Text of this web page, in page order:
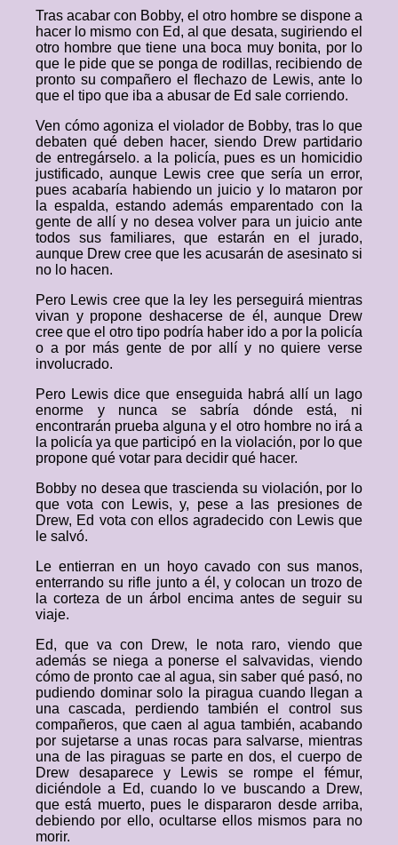
Tras acabar con Bobby, el otro hombre se dispone a
hacer lo mismo con Ed, al que desata, sugiriendo el
otro hombre que tiene una boca muy bonita, por lo
que le pide que se ponga de rodillas, recibiendo de
pronto su compañero el flechazo de Lewis, ante lo
que el tipo que iba a abusar de Ed sale corriendo.
Ven cómo agoniza el violador de Bobby, tras lo que
debaten qué deben hacer, siendo Drew partidario
de entregárselo. a la policía, pues es un homicidio
justificado, aunque Lewis cree que sería un error,
pues acabaría habiendo un juicio y lo mataron por
la espalda, estando además emparentado con la
gente de allí y no desea volver para un juicio ante
todos sus familiares, que estarán en el jurado,
aunque Drew cree que les acusarán de asesinato si
no lo hacen.
Pero Lewis cree que la ley les perseguirá mientras
vivan y propone deshacerse de él, aunque Drew
cree que el otro tipo podría haber ido a por la policía
o a por más gente de por allí y no quiere verse
involucrado.
Pero Lewis dice que enseguida habrá allí un lago
enorme y nunca se sabría dónde está, ni
encontrarán prueba alguna y el otro hombre no irá a
la policía ya que participó en la violación, por lo que
propone qué votar para decidir qué hacer.
Bobby no desea que trascienda su violación, por lo
que vota con Lewis, y, pese a las presiones de
Drew, Ed vota con ellos agradecido con Lewis que
le salvó.
Le entierran en un hoyo cavado con sus manos,
enterrando su rifle junto a él, y colocan un trozo de
la corteza de un árbol encima antes de seguir su
viaje.
Ed, que va con Drew, le nota raro, viendo que
además se niega a ponerse el salvavidas, viendo
cómo de pronto cae al agua, sin saber qué pasó, no
pudiendo dominar solo la piragua cuando llegan a
una cascada, perdiendo también el control sus
compañeros, que caen al agua también, acabando
por sujetarse a unas rocas para salvarse, mientras
una de las piraguas se parte en dos, el cuerpo de
Drew desaparece y Lewis se rompe el fémur,
diciéndole a Ed, cuando lo ve buscando a Drew,
que está muerto, pues le dispararon desde arriba,
debiendo por ello, ocultarse ellos mismos para no
morir.